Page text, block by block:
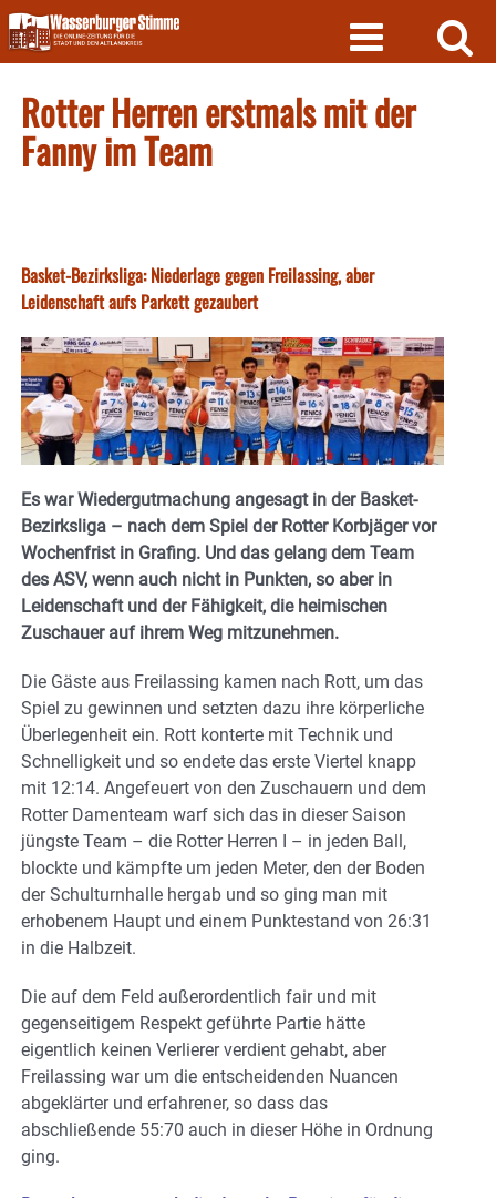
Skip
to
content
Rotter Herren erstmals mit der
Fanny im Team
Basket-Bezirksliga: Niederlage gegen Freilassing, aber
Leidenschaft aufs Parkett gezaubert
Es war Wiedergutmachung angesagt in der Basket-
Bezirksliga – nach dem Spiel der Rotter Korbjäger vor
Wochenfrist in Grafing. Und das gelang dem Team
des ASV, wenn auch nicht in Punkten, so aber in
Leidenschaft und der Fähigkeit, die heimischen
Zuschauer auf ihrem Weg mitzunehmen.
Die Gäste aus Freilassing kamen nach Rott, um das
Spiel zu gewinnen und setzten dazu ihre körperliche
Überlegenheit ein. Rott konterte mit Technik und
Schnelligkeit und so endete das erste Viertel knapp
mit 12:14. Angefeuert von den Zuschauern und dem
Rotter Damenteam warf sich das in dieser Saison
jüngste Team – die Rotter Herren I – in jeden Ball,
blockte und kämpfte um jeden Meter, den der Boden
der Schulturnhalle hergab und so ging man mit
erhobenem Haupt und einem Punktestand von 26:31
in die Halbzeit.
Die auf dem Feld außerordentlich fair und mit
gegenseitigem Respekt geführte Partie hätte
eigentlich keinen Verlierer verdient gehabt, aber
Freilassing war um die entscheidenden Nuancen
abgeklärter und erfahrener, so dass das
abschließende 55:70 auch in dieser Höhe in Ordnung
ging.